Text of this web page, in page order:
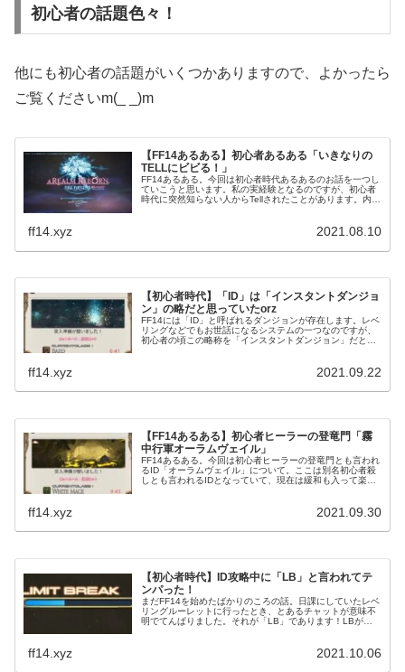
初心者の話題色々！
他にも初心者の話題がいくつかありますので、よかったら
ご覧くださいm(_ _)m
【FF14あるある】初心者あるある「いきなりの
TELLにビビる！」
FF14あるある。今回は初心者時代あるあるのお話を一つし
ていこうと思います。私の実経験となるのですが、初心者
時代に突然知らない人からTellされたことがあります。内容
ff14.xyz 2021.08.10
【初心者時代】「ID」は「インスタントダンジョ
ン」の略だと思っていたorz
FF14には「ID」と呼ばれるダンジョンが存在します。レベ
リングなどでもお世話になるシステムの一つなのですが、
初心者の頃この略称を「インスタントダンジョン」だと思
ff14.xyz 2021.09.22
【FF14あるある】初心者ヒーラーの登竜門「霧
中行軍オーラムヴェイル」
FF14あるある。今回は初心者ヒーラーの登竜門とも言われ
るID「オーラムヴェイル」について。ここは別名初心者殺
しとも言われるIDとなっていて、現在は緩和も入って楽に
ff14.xyz 2021.09.30
【初心者時代】ID攻略中に「LB」と言われてテ
ンパった！
まだFF14を始めたばかりのころの話。日課にしていたレベ
リングルーレットに行ったとき、とあるチャットが意味不
明でてんぱりました。それが「LB」であります！LBが何
ff14.xyz 2021.10.06